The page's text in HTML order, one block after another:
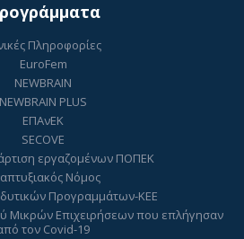
Πληροφορίες
EuroFem
NEWBRAIN
NEWBRAIN PLUS
ΕΠΑνΕΚ
SECOVE
εργαζομένων ΠΟΠΕΚ
Νόμος
Προγραμμάτων-ΚΕΕ
Μικρών Επιχειρήσεων που επλήγησαν
τον Covid-19